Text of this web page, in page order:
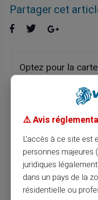
Partager cet
Optez pour la
vos achats
Maximisez la
⚠️ Avis
L'accès à ce site est
personnes majeures
juridiques
dans un pays de la
résidentielle ou